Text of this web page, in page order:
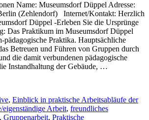
Name: Museumsdorf Düppel Adresse:
(Zehlendorf) Internet/Kontakt: Herzlich
Düppel -Erleben Sie die Ursprünge
Das Praktikum im Museumsdorf Düppel
pädagogische Praktika. Hauptsächliche
Betreuen und Führen von Gruppen durch
die damit verbundenen pädagogische
Instandhaltung der Gebäude, …
, Einblick in praktische Arbeitsabläufe der
eigenständige Arbeit, freundliches
, Gruppenarbeit, Praktische